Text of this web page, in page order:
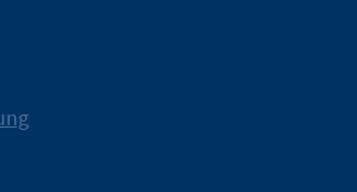
Teaserphase geht die
in die nächste Stufe. Mit
Neugier geweckt und Gespräche